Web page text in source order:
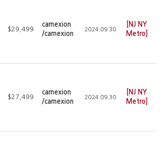
$29,499
carnexion
/carnexion
2024.09.30
[NJ NY
Metro]
$27,499
carnexion
/carnexion
2024.09.30
[NJ NY
Metro]